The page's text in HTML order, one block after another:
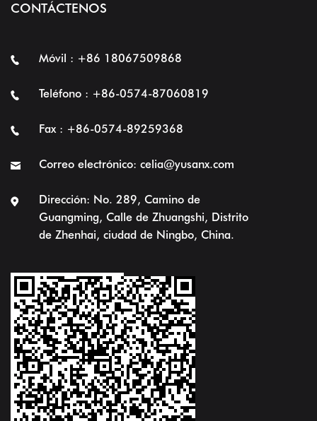
CONTÁCTENOS
Móvil : +86 18067509868
Teléfono : +86-0574-87060819
Fax : +86-0574-89259368
Correo electrónico: celia@yusanx.com
Dirección: No. 289, Camino de
Guangming, Calle de Zhuangshi, Distrito
de Zhenhai, ciudad de Ningbo, China.